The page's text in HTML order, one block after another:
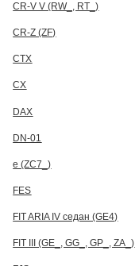
CR-V V (RW_, RT_)
CR-Z (ZF)
CTX
CX
DAX
DN-01
e (ZC7_)
FES
FIT ARIA IV седан (GE4)
FIT III (GE_, GG_, GP_, ZA_)